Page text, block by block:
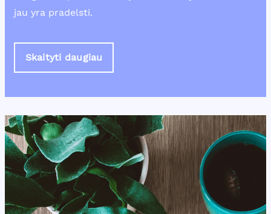
jau yra pradelsti.
Skaityti daugiau